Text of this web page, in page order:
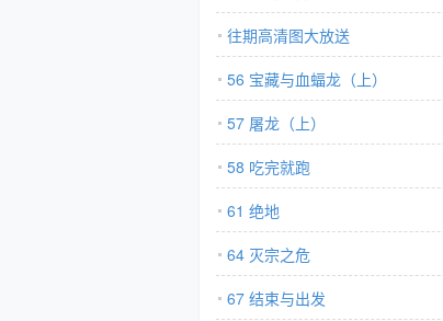
往期高清图大放送
56 宝藏与血蝠龙（上）
57 屠龙（上）
58 吃完就跑
61 绝地
64 灭宗之危
67 结束与出发